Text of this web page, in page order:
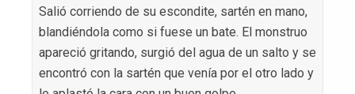
Salió corriendo de su escondite, sartén en mano,
blandiéndola como si fuese un bate. El monstruo
apareció gritando, surgió del agua de un salto y se
encontró con la sartén que venía por el otro lado y